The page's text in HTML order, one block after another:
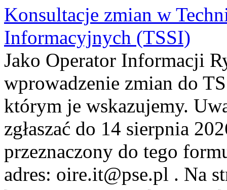
Konsultacje zmian w
Informacyjnych (TSSI)
Jako Operator Informacji
wprowadzenie zmian do
którym je wskazujemy.
zgłaszać do 14 sierpnia
przeznaczony do tego
adres: oire.it@pse.pl . Na